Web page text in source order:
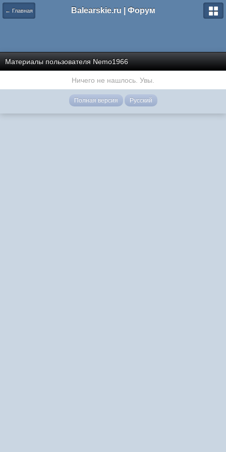
← Главная Balearskie.ru | Форум
Материалы пользователя Nemo1966
Ничего не нашлось. Увы.
Полная версия Русский